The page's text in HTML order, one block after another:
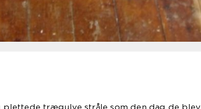
plettede trægulve stråle som den dag de blev